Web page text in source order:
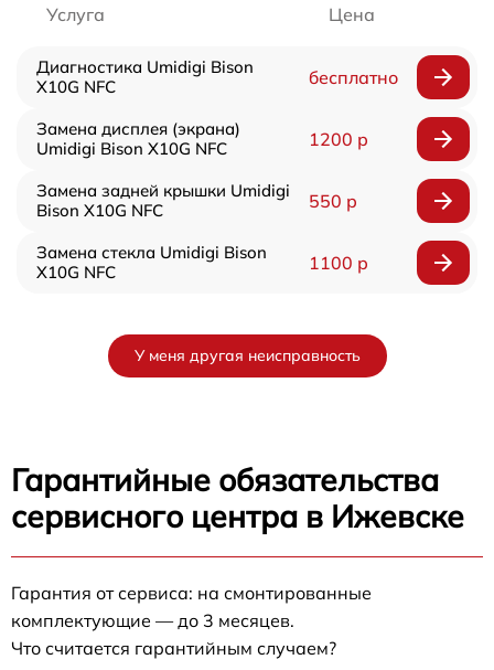
Услуга Цена
Диагностика Umidigi Bison
X10G NFC
бесплатно
Замена дисплея (экрана)
Umidigi Bison X10G NFC
1200 р
Замена задней крышки Umidigi
Bison X10G NFC
550 р
Замена стекла Umidigi Bison
X10G NFC
1100 р
У меня другая неисправность
Гарантийные обязательства
сервисного центра в Ижевске
Гарантия от сервиса: на смонтированные
комплектующие — до 3 месяцев.
Что считается гарантийным случаем?